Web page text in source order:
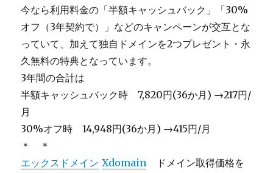
今なら利用料金の「半額キャッシュバック」「30%
オフ（3年契約で）」などのキャンペーンが交互とな
っていて、加えて独自ドメインを2つプレゼント・永
久無料の特典となっています。
3年間の合計は
半額キャッシュバック時 7,820円(36か月) →217円/
月
30%オフ時 14,948円(36か月) →415円/月
＊ ＊
エックスドメイン Xdomain ドメイン取得価格を